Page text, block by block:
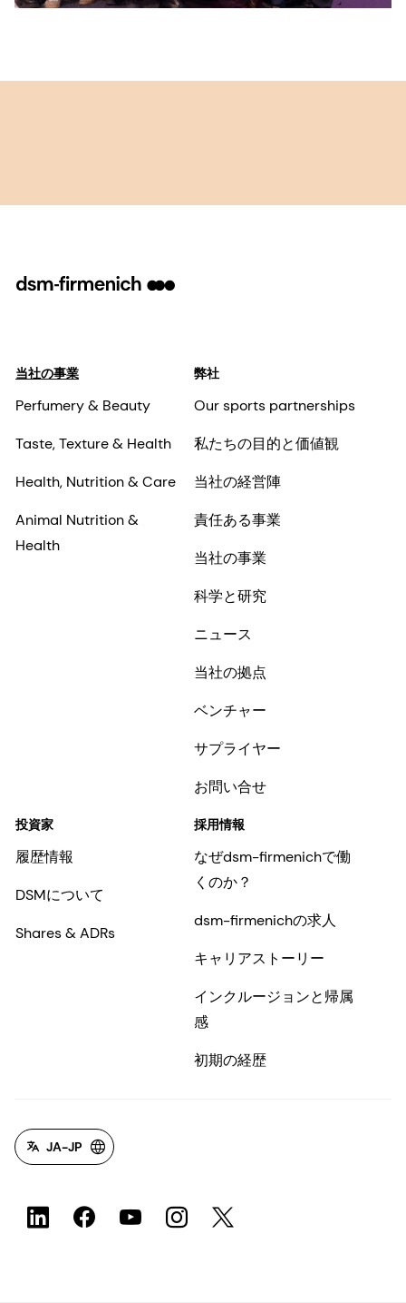
当社の事業
Perfumery & Beauty
Taste, Texture & Health
Health, Nutrition & Care
Animal Nutrition &
Health
弊社
Our sports partnerships
私たちの目的と価値観
当社の経営陣
責任ある事業
当社の事業
科学と研究
ニュース
当社の拠点
ベンチャー
サプライヤー
お問い合せ
投資家
履歴情報
DSMについて
Shares & ADRs
採用情報
なぜdsm-firmenichで働
くのか？
dsm-firmenichの求人
キャリアストーリー
インクルージョンと帰属
感
初期の経歴
JA-JP